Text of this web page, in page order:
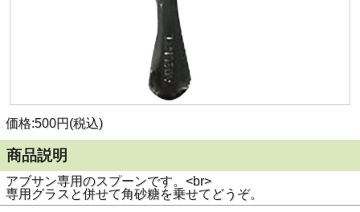
価格:500円(税込)
商品説明
アブサン専用のスプーンです。<br>
専用グラスと併せて角砂糖を乗せてどうぞ。